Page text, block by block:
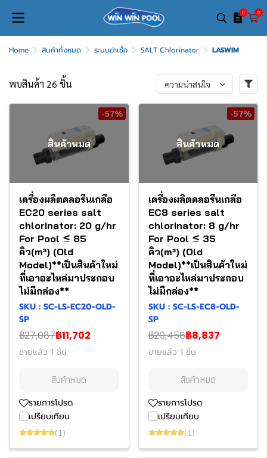
0 0
Home สินค้าทั้งหมด ระบบฆ่าเชื้อ SALT Chlorinator LASWIM
พบสินค้า 26 ชิ้น ความน่าสนใจ
-57%
สินค้าหมด
เครื่องผลิตคลอรีนเกลือ
EC20 series salt
chlorinator: 20 g/hr
For Pool ≤ 85
คิว(m³) (Old
Model)**เป็นสินค้าใหม่
ที่เอาอะไหล่มาประกอบ
ไม่มีกล่อง**
SKU : SC-LS-EC20-OLD-
SP
฿27,087฿11,702
ขายแล้ว 1 ชิ้น
สินค้าหมด
รายการโปรด
เปรียบเทียบ
(1)
-57%
สินค้าหมด
เครื่องผลิตคลอรีนเกลือ
EC8 series salt
chlorinator: 8 g/hr
For Pool ≤ 35
คิว(m³) (Old
Model)**เป็นสินค้าใหม่
ที่เอาอะไหล่มาประกอบ
ไม่มีกล่อง**
SKU : SC-LS-EC8-OLD-
SP
฿20,456฿8,837
ขายแล้ว 1 ชิ้น
สินค้าหมด
รายการโปรด
เปรียบเทียบ
(1)